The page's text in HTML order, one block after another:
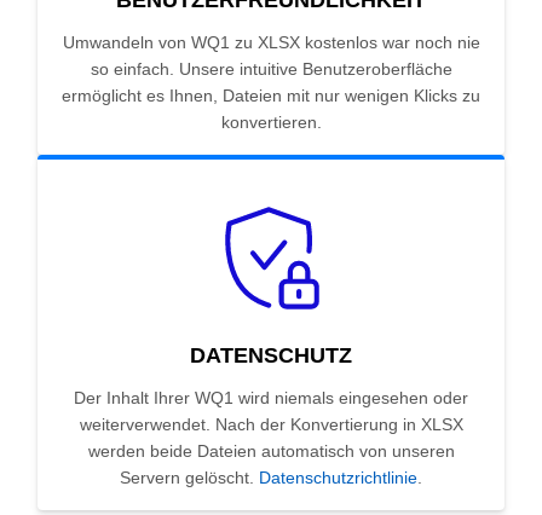
Umwandeln von WQ1 zu XLSX kostenlos war noch nie
so einfach. Unsere intuitive Benutzeroberfläche
ermöglicht es Ihnen, Dateien mit nur wenigen Klicks zu
konvertieren.
DATENSCHUTZ
Der Inhalt Ihrer WQ1 wird niemals eingesehen oder
weiterverwendet. Nach der Konvertierung in XLSX
werden beide Dateien automatisch von unseren
Servern gelöscht. Datenschutzrichtlinie.